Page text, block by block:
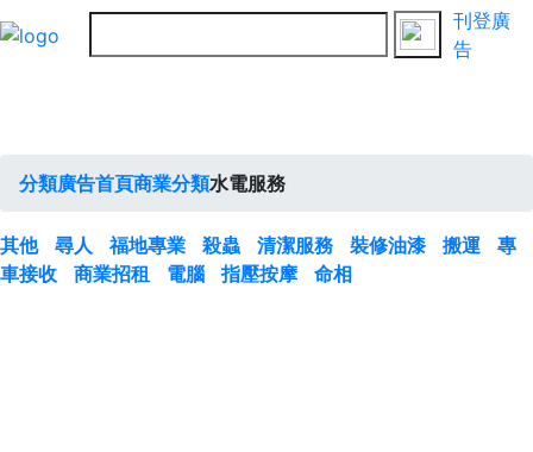
刊登廣
告
分類廣告首頁商業分類水電服務
其他 尋人 福地專業 殺蟲 清潔服務 裝修油漆 搬運
專
車接收
商業招租 電腦 指壓按摩 命相